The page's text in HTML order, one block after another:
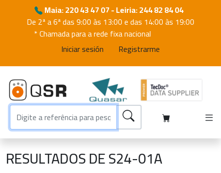
Maia: 220 43 47 07 - Leiria: 244 82 84 04
De 2ª a 6ª das 9:00 às 13:00 e das 14:00 às 19:00
* Chamada para a rede fixa nacional
Iniciar sesión
Registrarme
RESULTADOS DE S24-01A